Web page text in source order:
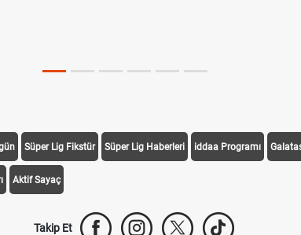
Süper Lig Fikstür Süper Lig Haberleri iddaa Programı
Aktif Sayaç
Takip Et